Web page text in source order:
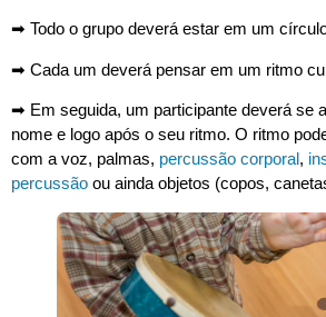
➡︎ Todo o grupo deverá estar em um
➡︎ Cada um deverá pensar em um ritmo
➡︎ Em seguida, um participante deverá se
nome e logo após o seu ritmo. O ritmo
com a voz, palmas, percussão corporal,
percussão ou ainda objetos (copos,